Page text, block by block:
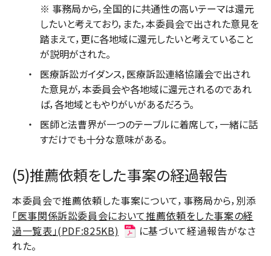
※ 事務局から，全国的に共通性の高いテーマは還元
したいと考えており，また，本委員会で出された意見を
踏まえて，更に各地域に還元したいと考えていること
が説明がされた。
医療訴訟ガイダンス，医療訴訟連絡協議会で出され
た意見が，本委員会や各地域に還元されるのであれ
ば，各地域ともやりがいがあるだろう。
医師と法曹界が一つのテーブルに着席して，一緒に話
すだけでも十分な意味がある。
(5)推薦依頼をした事案の経過報告
本委員会で推薦依頼した事案について，事務局から，別添
「医事関係訴訟委員会において推薦依頼をした事案の経
過一覧表」(PDF:825KB)
に基づいて経過報告がなさ
れた。